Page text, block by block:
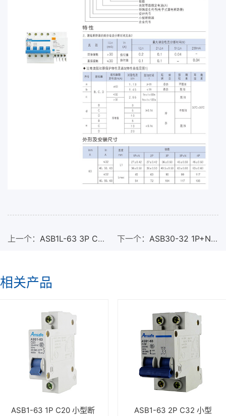
上一个： ASB1L-63 3P C63 下一个： ASB30-32 1P+N
相关产品
ASB1-63 1P C20 小型断
ASB1-63 2P C32 小型